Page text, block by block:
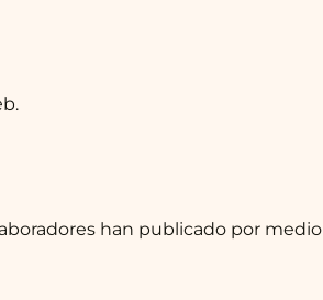
han publicado por medio